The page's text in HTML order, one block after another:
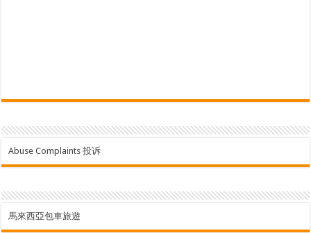
Abuse Complaints 投诉
馬來西亞包車旅遊